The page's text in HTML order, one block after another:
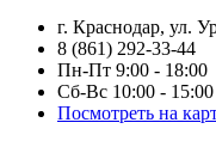
г. Краснодар, ул.
8 (861) 292-33-44
Пн-Пт 9:00 - 18:00
Сб-Вс 10:00 - 15:00
Посмотреть на